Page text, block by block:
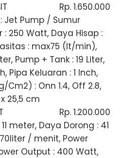
Rp. 1.650.000
Jet Pump / Sumur
250 Watt, Daya Hisap :
: max75 (lt/min),
Pump + Tank : 19 Liter,
Pipa Keluaran : 1 Inch,
Cm2) : Onn 1.4, Off 2.8,
25,5 cm
Rp. 1.200.000
meter, Daya Dorong : 41
/ menit, Power
Output : 400 Watt,